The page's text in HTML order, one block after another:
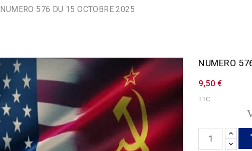
NUMERO 576 DU 15 OCTOBRE 2025
NUMERO
9,50 €
TTC